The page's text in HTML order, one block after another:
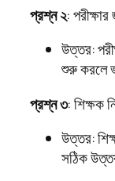
প্রশ্ন ২:
উত্তর:
শুরু করলে
প্রশ্ন ৩: শিক্ষক
উত্তর:
সঠিক